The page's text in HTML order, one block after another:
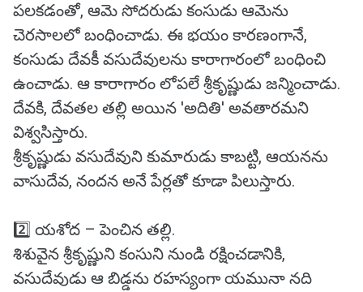
పలకడంతో, ఆమె సోదరుడు కంసుడు ఆమెను
చెరసాలలో బంధించాడు. ఈ భయం కారణంగానే,
కంసుడు దేవకీ వసుదేవులను కారాగారంలో బంధించి
ఉంచాడు. ఆ కారాగారం లోపలే శ్రీకృష్ణుడు జన్మించాడు.
దేవకి, దేవతల తల్లి అయిన 'అదితి' అవతారమని
విశ్వసిస్తారు.
శ్రీకృష్ణుడు వసుదేవుని కుమారుడు కాబట్టి, ఆయనను
వాసుదేవ, నందన అనే పేర్లతో కూడా పిలుస్తారు.
2️⃣ యశోద – పెంచిన తల్లి.
శిశువైన శ్రీకృష్ణుని కంసుని నుండి రక్షించడానికి,
వసుదేవుడు ఆ బిడ్డను రహస్యంగా యమునా నది